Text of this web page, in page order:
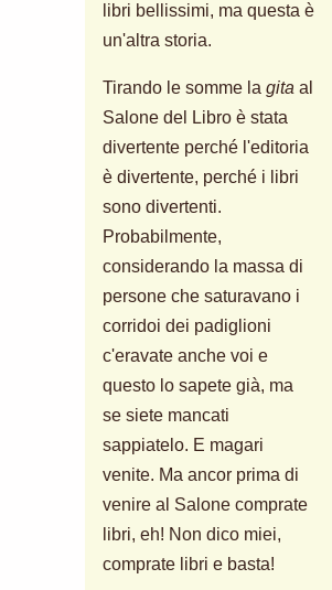
libri bellissimi, ma questa è
un'altra storia.
Tirando le somme la gita al
Salone del Libro è stata
divertente perché l'editoria
è divertente, perché i libri
sono divertenti.
Probabilmente,
considerando la massa di
persone che saturavano i
corridoi dei padiglioni
c'eravate anche voi e
questo lo sapete già, ma
se siete mancati
sappiatelo. E magari
venite. Ma ancor prima di
venire al Salone comprate
libri, eh! Non dico miei,
comprate libri e basta!